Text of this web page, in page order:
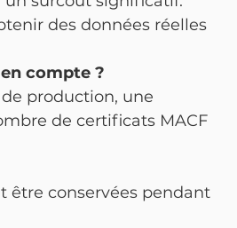
des données réelles
compte ?
production, une
de certificats MACF
être conservées pendant